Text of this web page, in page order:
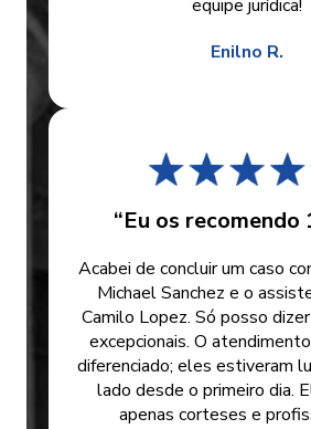
equipe jurídica!
Enilno R.
“Eu os recomendo
Acabei de concluir um caso
Michael Sanchez e o
Camilo Lopez. Só posso
excepcionais. O
diferenciado; eles estiveram
lado desde o primeiro dia.
apenas corteses e